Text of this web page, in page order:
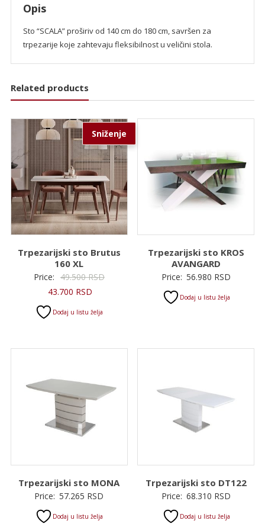
Opis
Sto “SCALA” proširiv od 140 cm do 180 cm, savršen za
trpezarije koje zahtevaju fleksibilnost u veličini stola.
Related products
Sniženje
Trpezarijski sto Brutus
160 XL
Price: 49.500RSDOriginalna
43.700 RSDTrenutna
Dodaj u listu želja
Trpezarijski sto KROS
AVANGARD
Price: 56.980 RSD
Dodaj u listu želja
Trpezarijski sto MONA
Price: 57.265 RSD
Dodaj u listu želja
Trpezarijski sto DT122
Price: 68.310 RSD
Dodaj u listu želja